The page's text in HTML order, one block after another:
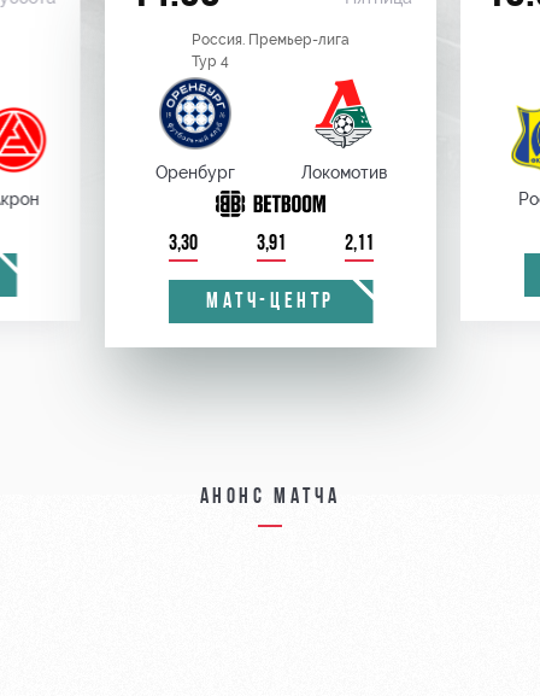
Россия. Премьер-лига
Тур 4
Оренбург Локомотив
3,30 3,91 2,11
МАТЧ-ЦЕНТР
Анонс матча